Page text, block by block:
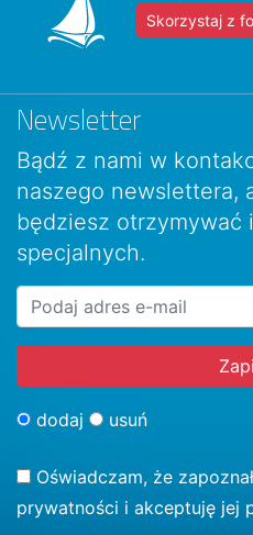
Skorzystaj z
Newsletter
Bądź z nami w
naszego newslettera,
będziesz otrzymywać
specjalnych.
dodaj usuń
Oświadczam, że
prywatności i akceptuję jej